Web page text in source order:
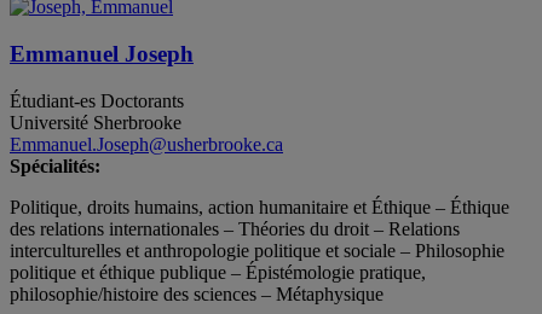
Emmanuel Joseph
Étudiant-es Doctorants
Université Sherbrooke
Emmanuel.Joseph@usherbrooke.ca
Spécialités:
Politique, droits humains, action humanitaire et Éthique – Éthique
des relations internationales – Théories du droit – Relations
interculturelles et anthropologie politique et sociale – Philosophie
politique et éthique publique – Épistémologie pratique,
philosophie/histoire des sciences – Métaphysique